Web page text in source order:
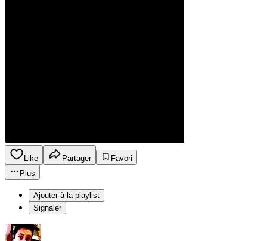
Like Partager
Favori
Plus
Ajouter à la playlist
Signaler